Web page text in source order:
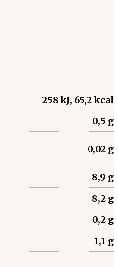
258 kJ, 65,2 kcal
0,5 g
0,02 g
8,9 g
8,2 g
0,2 g
1,1 g